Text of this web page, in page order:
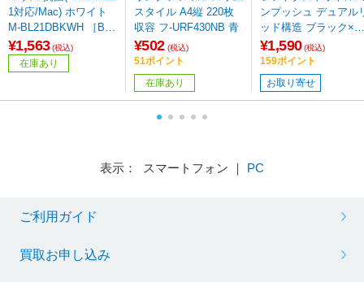
1対応/Mac) ホワイト
M-BL21DBKWH ［Blu
eLED /無線(ワイヤレ
ス) /5ボタン /USB］
【864】
¥1,563 (税込)
在庫あり
スタイル A4縦 220枚
収容 フ-URF430NB 青
¥502 (税込)
51ポイント
在庫あり
ンプッシュ デュアル
ッド構造 ブラック×カ
ッパー ED-67
¥1,590 (税込)
159ポイント
お取り寄せ
表示： スマートフォン ｜ PC
ご利用ガイド
買取お申し込み